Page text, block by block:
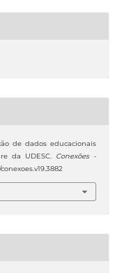
de dados educacionais
da UDESC.
Conexões -